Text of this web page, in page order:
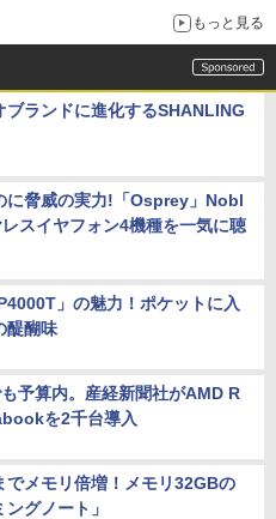
もっと見る
ブランドに進化するSHANLING
に脅威の実力!「Osprey」Nobl
スイヤフォン4機種を一気に聴
」の魅力！ポケットに入
醍醐味
予算内。産経新聞社がAMD R
を2千台導入
でメモリ倍増！メモリ32GBの
ングノート」